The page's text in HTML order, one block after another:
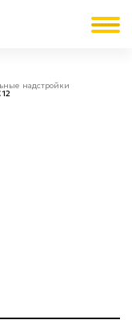
надстройки